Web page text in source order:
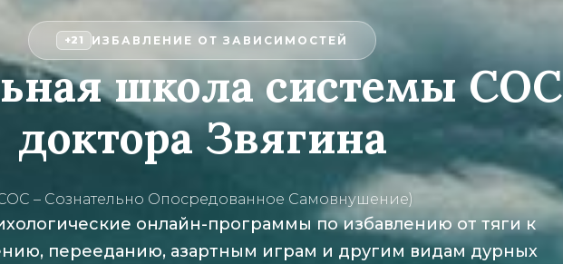
+21 ИЗБАВЛЕНИЕ ОТ ЗАВИСИМОСТЕЙ
школа системы СОС
доктора Звягина
– Сознательно Опосредованное Самовнушение)
онлайн-программы по избавлению от тяги к
перееданию, азартным играм и другим видам дурных